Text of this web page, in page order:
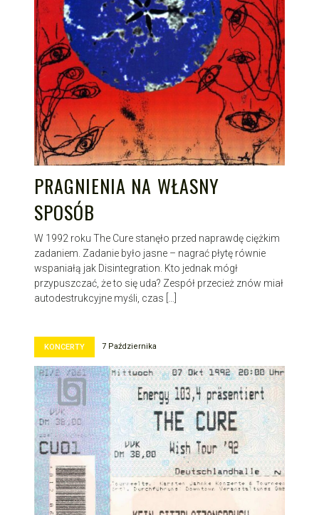
PRAGNIENIA NA WŁASNY
SPOSÓB
W 1992 roku The Cure stanęło przed naprawdę ciężkim
zadaniem. Zadanie było jasne – nagrać płytę równie
wspaniałą jak Disintegration. Kto jednak mógł
przypuszczać, że to się uda? Zespół przecież znów miał
autodestrukcyjne myśli, czas […]
KONCERTY 7 Października